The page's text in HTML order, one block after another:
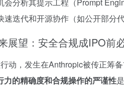
迭代和开源协作（如公开部分
展望：安全合规成IPO前
行动，发生在Anthropic被传正
力的精确度和合规操作的严谨性